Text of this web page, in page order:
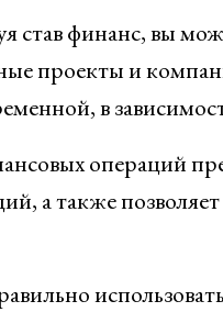
став финанс, вы
проекты и
в
операций
а также